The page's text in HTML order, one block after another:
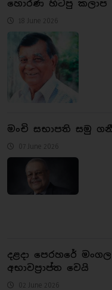
හොරණ හිටපු කලාප
18 June 2026
මංචි සභාපති සමු
07 June 2026
දළදා පෙරහරේ
අභාවප්‍රාප්ත වෙයි
02 June 2026